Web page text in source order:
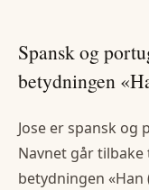
Spansk og
betydningen
Jose er spansk og
Navnet går tilbake
betydningen «Han